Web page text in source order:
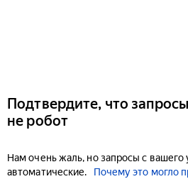
Подтвердите, что
не робот
Нам очень жаль, но запросы с вашего
автоматические.
Почему это могло